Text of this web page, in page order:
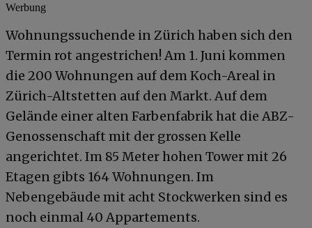
Werbung
Wohnungssuchende in Zürich haben sich den
Termin rot angestrichen! Am 1. Juni kommen
die 200 Wohnungen auf dem Koch-Areal in
Zürich-Altstetten auf den Markt. Auf dem
Gelände einer alten Farbenfabrik hat die ABZ-
Genossenschaft mit der grossen Kelle
angerichtet. Im 85 Meter hohen Tower mit 26
Etagen gibts 164 Wohnungen. Im
Nebengebäude mit acht Stockwerken sind es
noch einmal 40 Appartements.